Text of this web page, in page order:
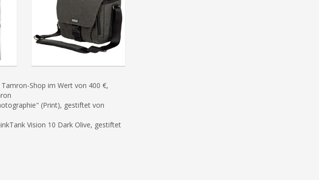
Shop im Wert von 400 €,
(Print), gestiftet von
Vision 10 Dark Olive, gestiftet